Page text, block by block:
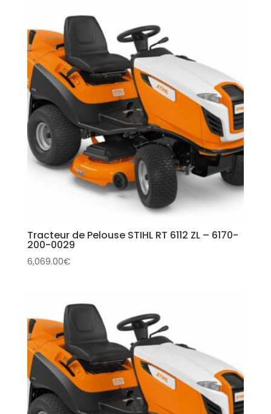
Tracteur de Pelouse STIHL RT 6112 ZL – 6170-
200-0029
6,069.00€